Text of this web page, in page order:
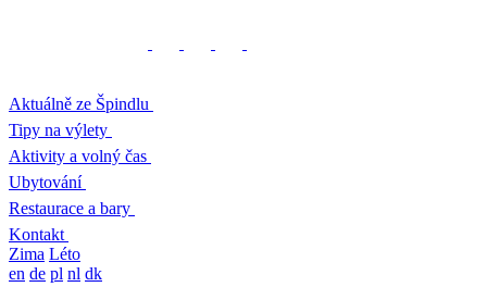
Aktuálně ze Špindlu
Tipy na výlety
Aktivity a volný čas
Ubytování
Restaurace a bary
Kontakt
Zima Léto
en de pl nl dk